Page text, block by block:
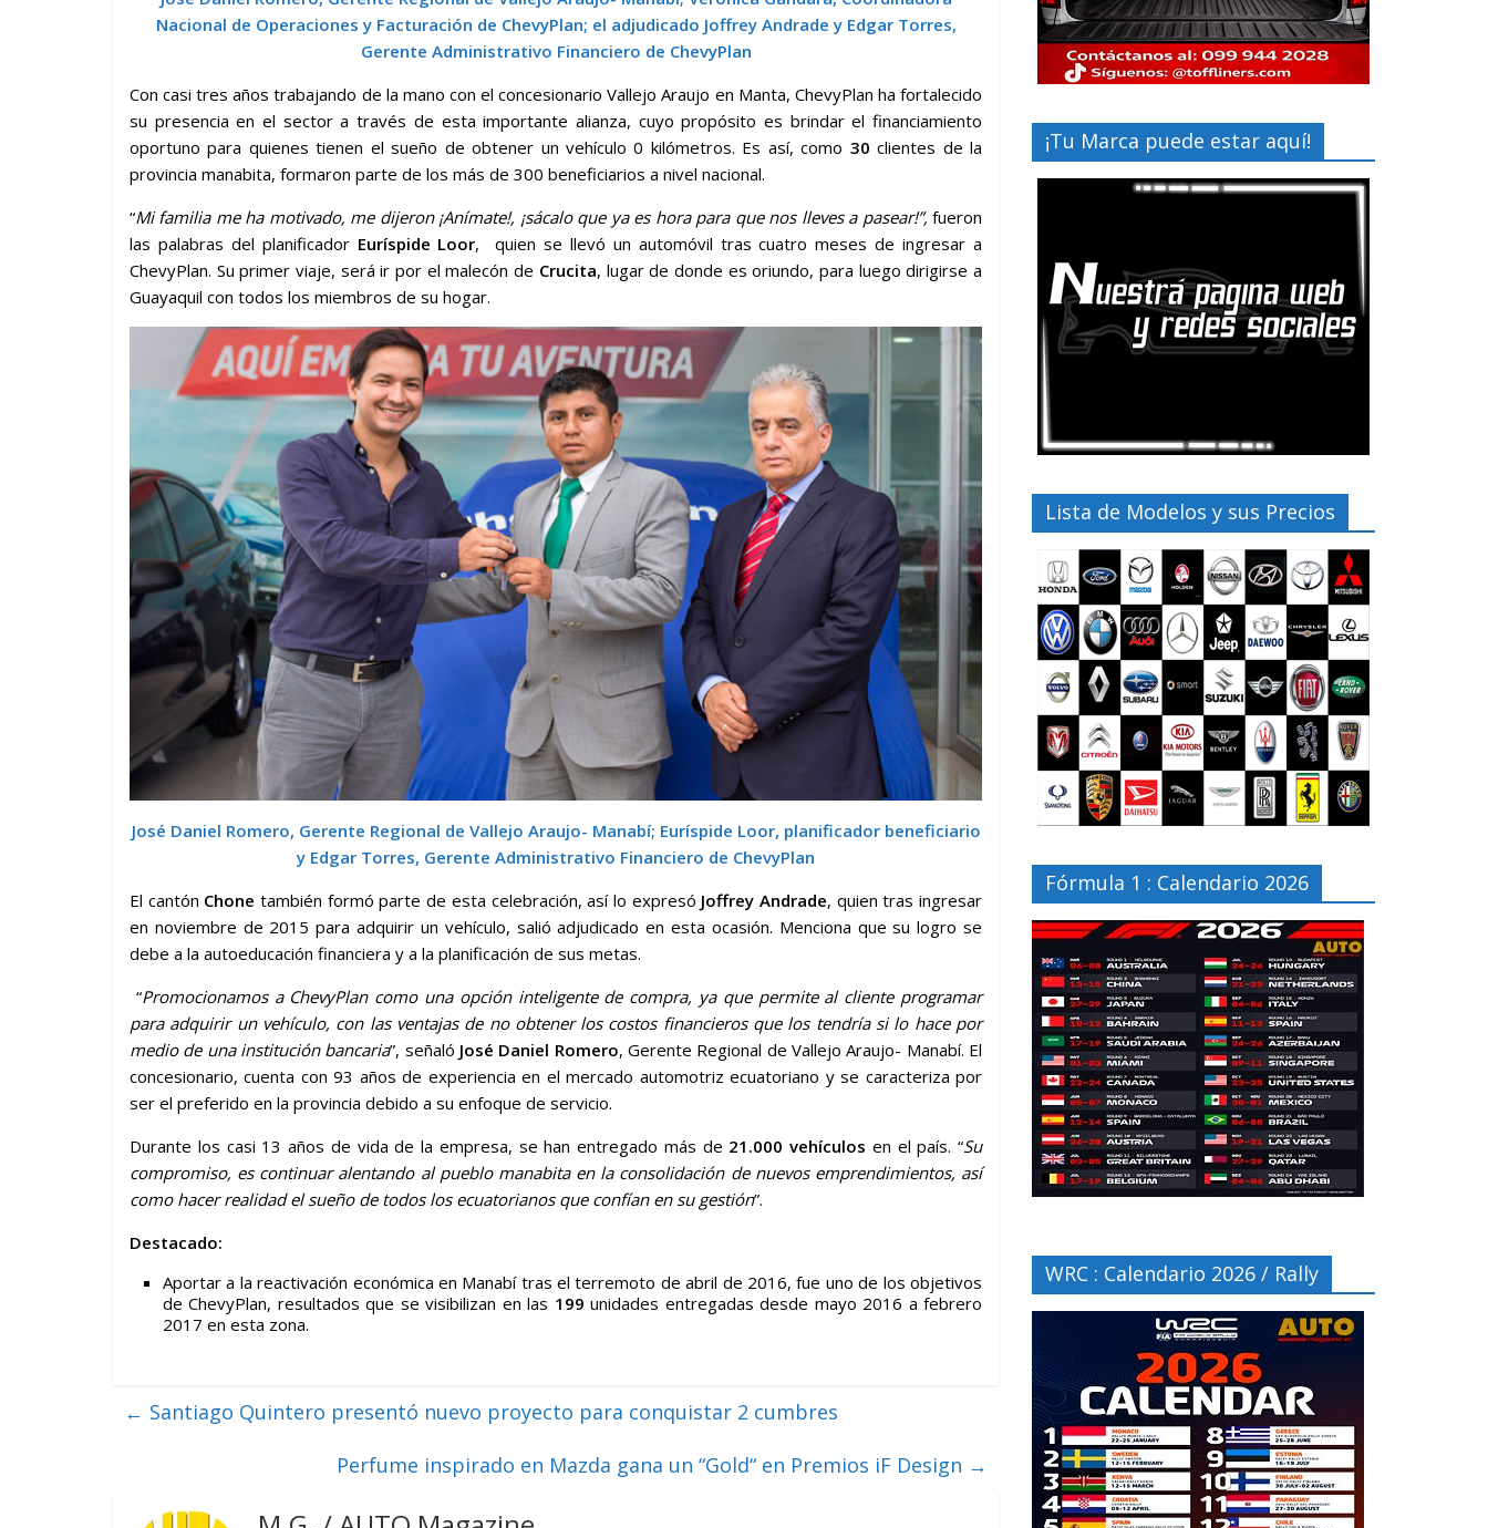
Nacional de Operaciones y Facturación de ChevyPlan; el adjudicado Joffrey Andrade y Edgar Torres,
Gerente Administrativo Financiero de ChevyPlan
Con casi tres años trabajando de la mano con el concesionario Vallejo Araujo en Manta, ChevyPlan ha fortalecido
su presencia en el sector a través de esta importante alianza, cuyo propósito es brindar el financiamiento
oportuno para quienes tienen el sueño de obtener un vehículo 0 kilómetros. Es así, como 30 clientes de la
provincia manabita, formaron parte de los más de 300 beneficiarios a nivel nacional.
“Mi familia me ha motivado, me dijeron ¡Anímate!, ¡sácalo que ya es hora para que nos lleves a pasear!”, fueron
las palabras del planificador Euríspide Loor, quien se llevó un automóvil tras cuatro meses de ingresar a
ChevyPlan. Su primer viaje, será ir por el malecón de Crucita, lugar de donde es oriundo, para luego dirigirse a
Guayaquil con todos los miembros de su hogar.
José Daniel Romero, Gerente Regional de Vallejo Araujo- Manabí; Euríspide Loor, planificador beneficiario
y Edgar Torres, Gerente Administrativo Financiero de ChevyPlan
El cantón Chone también formó parte de esta celebración, así lo expresó Joffrey Andrade, quien tras ingresar
en noviembre de 2015 para adquirir un vehículo, salió adjudicado en esta ocasión. Menciona que su logro se
debe a la autoeducación financiera y a la planificación de sus metas.
“Promocionamos a ChevyPlan como una opción inteligente de compra, ya que permite al cliente programar
para adquirir un vehículo, con las ventajas de no obtener los costos financieros que los tendría si lo hace por
medio de una institución bancaria”, señaló José Daniel Romero, Gerente Regional de Vallejo Araujo- Manabí. El
concesionario, cuenta con 93 años de experiencia en el mercado automotriz ecuatoriano y se caracteriza por
ser el preferido en la provincia debido a su enfoque de servicio.
Durante los casi 13 años de vida de la empresa, se han entregado más de 21.000 vehículos en el país. “Su
compromiso, es continuar alentando al pueblo manabita en la consolidación de nuevos emprendimientos, así
como hacer realidad el sueño de todos los ecuatorianos que confían en su gestión”.
Destacado:
Aportar a la reactivación económica en Manabí tras el terremoto de abril de 2016, fue uno de los objetivos
de ChevyPlan, resultados que se visibilizan en las 199 unidades entregadas desde mayo 2016 a febrero
2017 en esta zona.
← Santiago Quintero presentó nuevo proyecto para conquistar 2 cumbres
Perfume inspirado en Mazda gana un “Gold“ en Premios iF Design →
¡Tu Marca puede estar aquí!
Lista de Modelos y sus Precios
Fórmula 1 : Calendario 2026
WRC : Calendario 2026 / Rally